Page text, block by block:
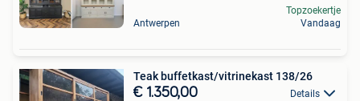
Antwerpen
Topzoekertje
Vandaag
Teak buffetkast/vitrinekast 138/26
€ 1.350,00 Details